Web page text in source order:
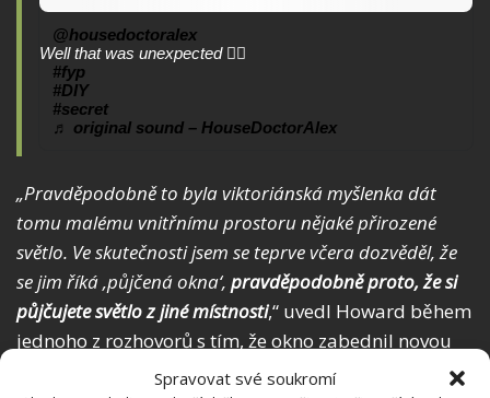
Spravovat své soukromí
@housedoctoralex
Well that was unexpected 🤷‍♂️
#fyp
#DIY
#secret
♬ original sound – HouseDoctorAlex
„Pravděpodobně to byla viktoriánská myšlenka dát
tomu malému vnitřnímu prostoru nějaké přirozené
světlo. Ve skutečnosti jsem se teprve včera dozvěděl, že
se jim říká ‚půjčená okna‘, pravděpodobně proto, že si
půjčujete světlo z jiné místnosti,“ uvedl Howard během
jednoho z rozhovorů s tím, že okno zabednil novou
skříní. Na webu BydlímeÚtulně jsme také psali, jaký